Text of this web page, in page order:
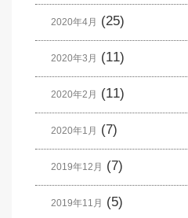
2020年4月 (25)
2020年3月 (11)
2020年2月 (11)
2020年1月 (7)
2019年12月 (7)
2019年11月 (5)